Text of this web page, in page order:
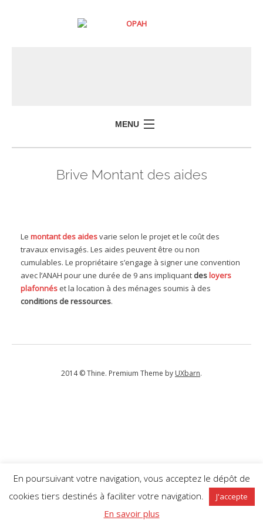
MENU
Brive Montant des aides
Le montant des aidesvarie selon le projet et le coût des
travaux envisagés. Les aides peuvent être ou non
cumulables. Le propriétaire s’engage à signer une convention
avec l’ANAH pour une durée de 9 ans impliquant desloyers
plafonnéset la location à des ménages soumis à des
conditions de ressources.
2014 © Thine. Premium Theme by UXbarn.
En poursuivant votre navigation, vous acceptez le dépôt de
cookies tiers destinés à faciliter votre navigation.
J'accepte
En savoir plus